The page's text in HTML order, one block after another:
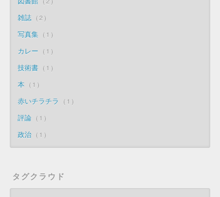
雑誌 2
写真集 1
カレー 1
技術書 1
本 1
赤いチラチラ 1
評論 1
政治 1
タグクラウド